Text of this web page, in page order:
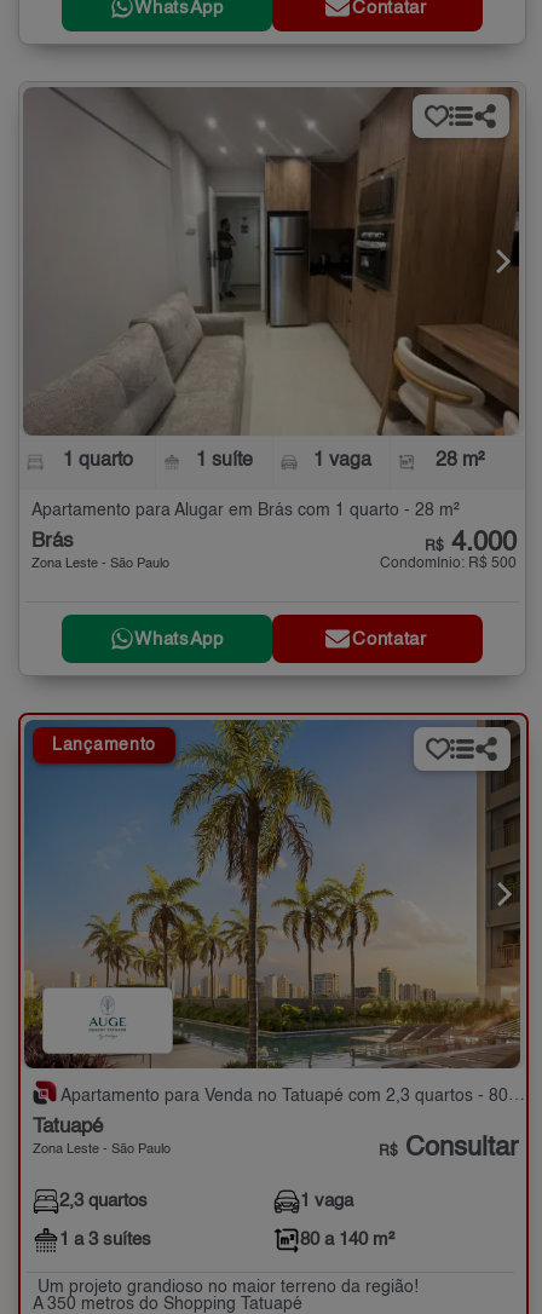
WhatsApp Contatar
1 quarto 1 suíte 1 vaga 28 m²
Apartamento para Alugar em Brás com 1 quarto - 28 m²
Brás
Zona Leste - São Paulo
R$ 4.000
Condomínio: R$ 500
WhatsApp Contatar
Lançamento
Apartamento para Venda no Tatuapé com 2,3 quartos - 80 a 140 m²
Tatuapé
Zona Leste - São Paulo R$ Consultar
2,3 quartos
1 a 3 suítes
1 vaga
80 a 140 m²
Um projeto grandioso no maior terreno da região!
A 350 metros do Shopping Tatuapé